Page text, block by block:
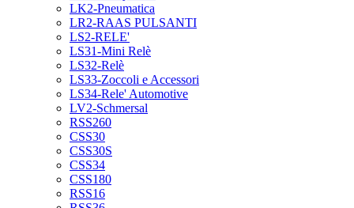
LK2-Pneumatica
LR2-RAAS PULSANTI
LS2-RELE'
LS31-Mini Relè
LS32-Relè
LS33-Zoccoli e Accessori
LS34-Rele' Automotive
LV2-Schmersal
RSS260
CSS30
CSS30S
CSS34
CSS180
RSS16